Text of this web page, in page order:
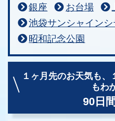
銀座
お台場
池袋サンシャインシ
昭和記念公園
１ヶ月先のお天気も、
もわ
90日